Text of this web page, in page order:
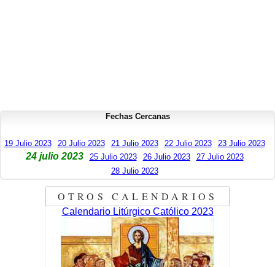
Fechas Cercanas
19 Julio 2023 20 Julio 2023 21 Julio 2023 22 Julio 2023 23 Julio 2023
24 julio 2023 25 Julio 2023 26 Julio 2023
27 Julio 2023
28 Julio 2023
OTROS CALENDARIOS
Calendario Litúrgico Católico 2023